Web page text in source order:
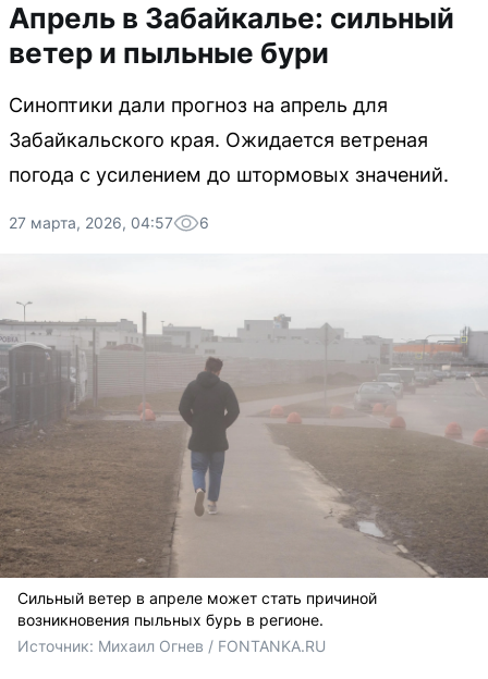
Апрель в Забайкалье: сильный
ветер и пыльные бури
Синоптики дали прогноз на апрель для
Забайкальского края. Ожидается ветреная
погода с усилением до штормовых значений.
27 марта, 2026, 04:57 6
Сильный ветер в апреле может стать причиной
возникновения пыльных бурь в регионе.
Источник: Михаил Огнев / FONTANKA.RU